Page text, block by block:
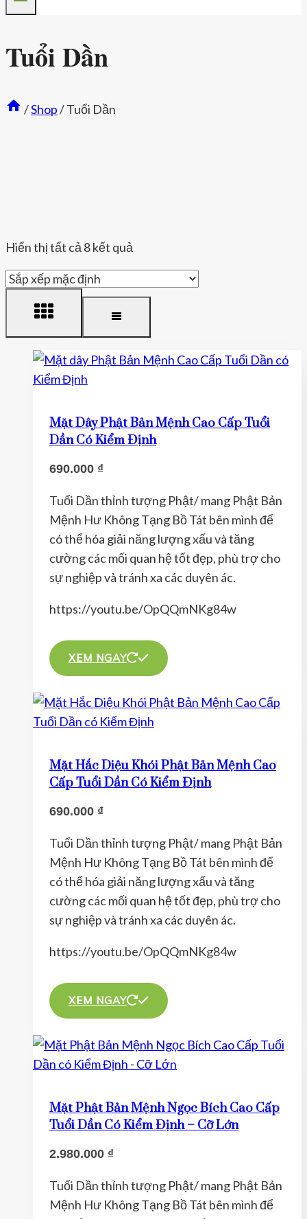
Tuổi Dần
/Shop/Tuổi Dần
Hiển thị tất cả 8 kết quả
Mặt Dây Phật Bản Mệnh Cao Cấp Tuổi
Dần Có Kiểm Định
690.000 ₫
Tuổi Dần thỉnh tượng Phật/ mang Phật Bản
Mệnh Hư Không Tạng Bồ Tát bên mình để
có thể hóa giải năng lượng xấu và tăng
cường các mối quan hệ tốt đẹp, phù trợ cho
sự nghiệp và tránh xa các duyên ác.
https://youtu.be/OpQQmNKg84w
XEM NGAY
phẩm
có
Các
thể
được
chọn
trên
trang
sản
Mặt Hắc Diệu Khói Phật Bản Mệnh Cao
Cấp Tuổi Dần Có Kiểm Định
690.000 ₫
Tuổi Dần thỉnh tượng Phật/ mang Phật Bản
Mệnh Hư Không Tạng Bồ Tát bên mình để
có thể hóa giải năng lượng xấu và tăng
cường các mối quan hệ tốt đẹp, phù trợ cho
sự nghiệp và tránh xa các duyên ác.
https://youtu.be/OpQQmNKg84w
XEM NGAY
phẩm
có
nhiều
Các
tùy
thể
được
Mặt Phật Bản Mệnh Ngọc Bích Cao Cấp
Tuổi Dần Có Kiểm Định – Cỡ Lớn
2.980.000 ₫
Tuổi Dần thỉnh tượng Phật/ mang Phật Bản
Mệnh Hư Không Tạng Bồ Tát bên mình để